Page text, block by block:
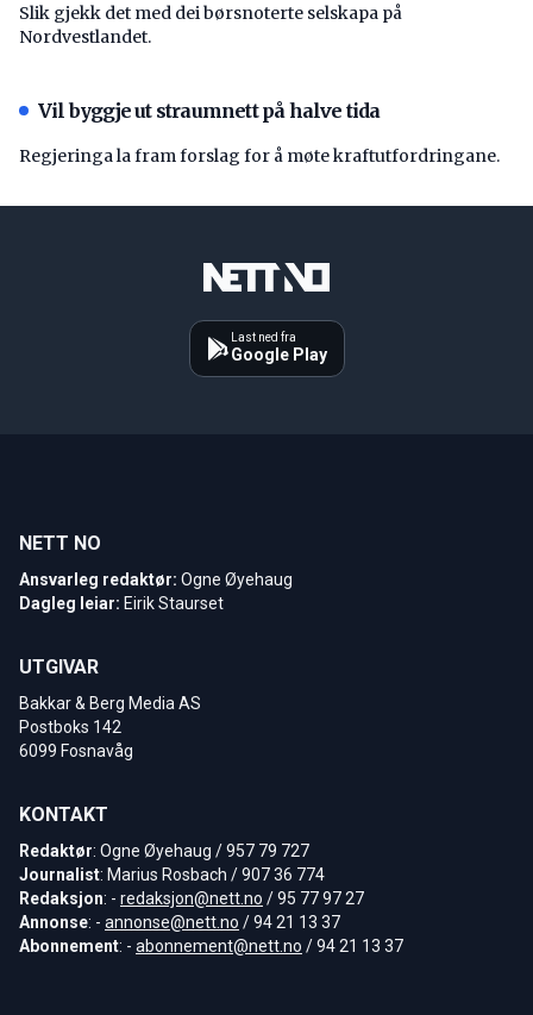
Slik gjekk det med dei børsnoterte selskapa på
Nordvestlandet.
Vil byggje ut straumnett på halve tida
Regjeringa la fram forslag for å møte kraftutfordringane.
Last ned fra
Google Play
NETT NO
Ansvarleg redaktør: Ogne Øyehaug
Dagleg leiar: Eirik Staurset
UTGIVAR
Bakkar & Berg Media AS
Postboks 142
6099 Fosnavåg
KONTAKT
Redaktør: Ogne Øyehaug / 957 79 727
Journalist: Marius Rosbach / 907 36 774
Redaksjon: - redaksjon@nett.no / 95 77 97 27
Annonse: - annonse@nett.no / 94 21 13 37
Abonnement: - abonnement@nett.no / 94 21 13 37